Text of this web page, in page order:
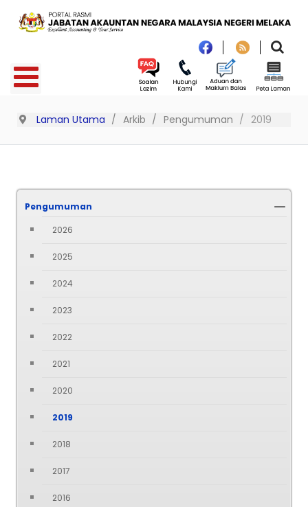
Laman Utama Arkib Pengumuman 2019
Pengumuman
2026
2025
2024
2023
2022
2021
2020
2019
2018
2017
2016